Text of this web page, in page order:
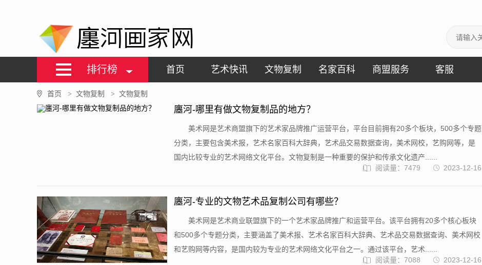
廛河画家网
排行榜 首页 艺术快讯 文物复制 名家百科 商盟服务 客服
首页 > 文物复制 > 文物复制
廛河-哪里有做文物复制品的地方？
美术网是艺术商盟旗下的艺术家品牌推广运营平台，平台目前拥有20多个板块，500多个专题
分类，主要包含美术报，艺术名家百科大辞典，艺术品交易数据查询，美术网校，艺购网等，是
国内比较专业的艺术网络文化平台。文物复制是一种重要的保护和传承文化遗产......
2023-12-16
阅读量：7479
廛河-专业的文物艺术品复制公司有哪些？
美术网是艺术商业联盟旗下的一个艺术家品牌推广和运营平台。该平台拥有20多个核心板块
和500多个专题分类，主要涵盖了美术报、艺术名家百科大辞典、艺术品交易数据查询、美术网校
和艺购网等内容，是国内较为专业的艺术网络文化平台之一。通过该平台，艺术......
2023-12-16
阅读量：7088